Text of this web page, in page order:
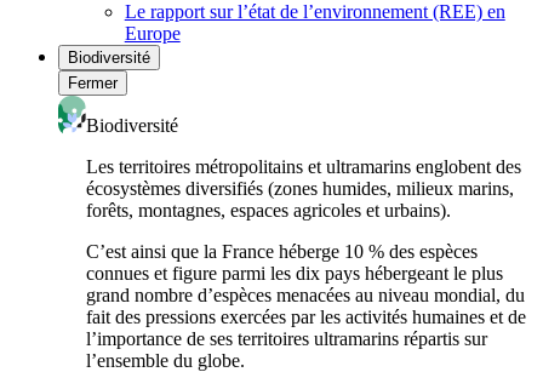
Le rapport sur l’état de l’environnement (REE) en
Europe
Biodiversité
Fermer
Biodiversité
Les territoires métropolitains et ultramarins englobent des
écosystèmes diversifiés (zones humides, milieux marins,
forêts, montagnes, espaces agricoles et urbains).
C’est ainsi que la France héberge 10 % des espèces
connues et figure parmi les dix pays hébergeant le plus
grand nombre d’espèces menacées au niveau mondial, du
fait des pressions exercées par les activités humaines et de
l’importance de ses territoires ultramarins répartis sur
l’ensemble du globe.